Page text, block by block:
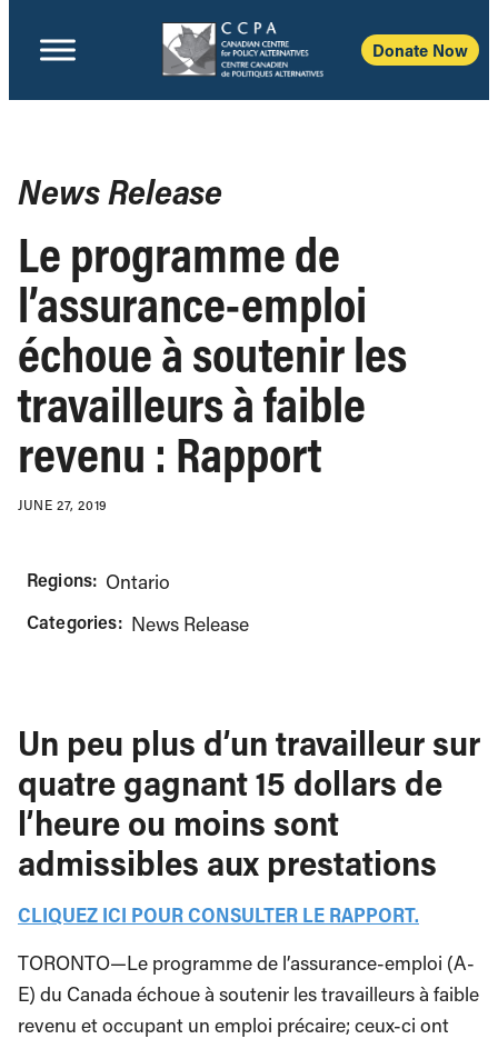
Donate Now
News Release
Le programme de
l’assurance-emploi
échoue à soutenir les
travailleurs à faible
revenu : Rapport
JUNE 27, 2019
Regions: Ontario
Categories: News Release
Un peu plus d’un travailleur sur
quatre gagnant 15 dollars de
l’heure ou moins sont
admissibles aux prestations
CLIQUEZ ICI POUR CONSULTER LE RAPPORT.
TORONTO—Le programme de l’assurance-emploi (A-
E) du Canada échoue à soutenir les travailleurs à faible
revenu et occupant un emploi précaire; ceux-ci ont